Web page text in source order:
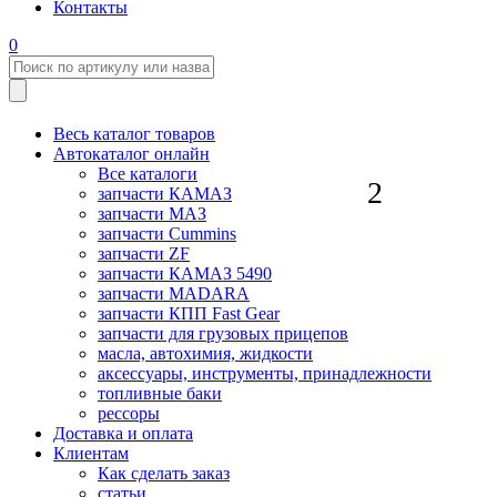
Контакты
0
Весь каталог товаров
Автокаталог онлайн
Все каталоги
запчасти КАМАЗ
запчасти МАЗ
запчасти Cummins
запчасти ZF
запчасти КАМАЗ 5490
запчасти MADARA
запчасти КПП Fast Gear
запчасти для грузовых прицепов
масла, автохимия, жидкости
аксессуары, инструменты, принадлежности
топливные баки
рессоры
Доставка и оплата
Клиентам
Как сделать заказ
2